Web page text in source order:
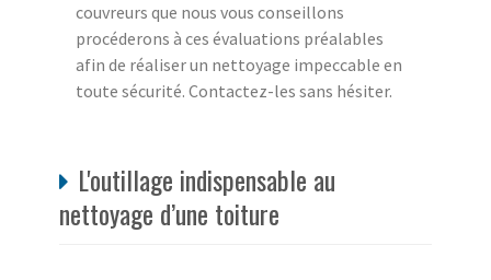
couvreurs que nous vous conseillons
procéderons à ces évaluations préalables
afin de réaliser un nettoyage impeccable en
toute sécurité. Contactez-les sans hésiter.
L'outillage indispensable au
nettoyage d’une toiture